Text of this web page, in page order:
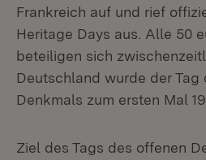
Frankreich auf und rief
Heritage Days aus. Alle 50
beteiligen sich
Deutschland wurde der Tag
Denkmals zum ersten Mal
Ziel des Tags des offenen